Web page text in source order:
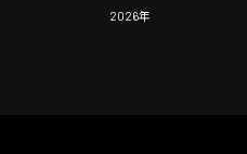
2026年